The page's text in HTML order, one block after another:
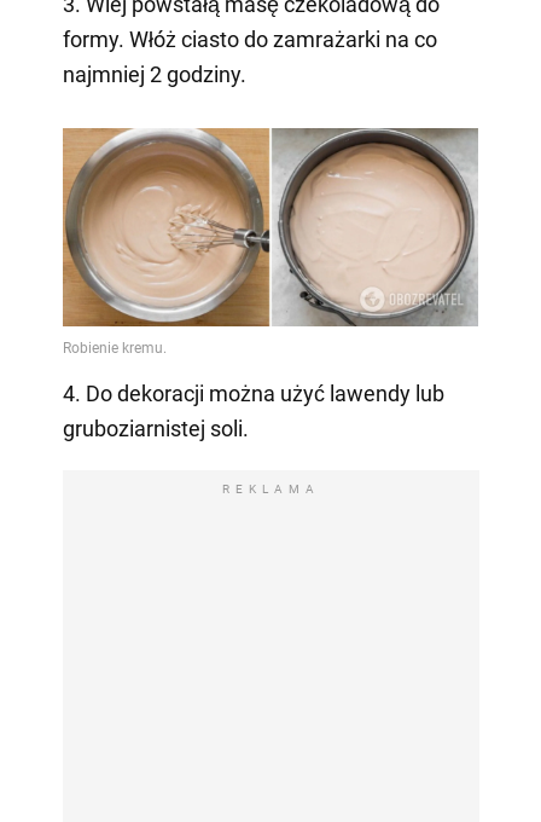
formy. Włóż ciasto do zamrażarki na co
najmniej 2 godziny.
4. Do dekoracji można użyć lawendy lub
gruboziarnistej soli.
REKLAMA